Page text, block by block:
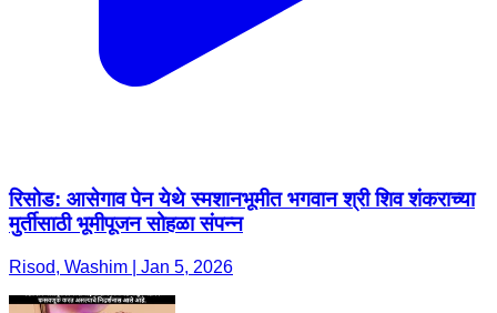
रिसोड: आसेगाव पेन येथे स्मशानभूमीत भगवान श्री शिव शंकराच्या
मुर्तीसाठी भूमीपूजन सोहळा संपन्न
Risod, Washim | Jan 5, 2026